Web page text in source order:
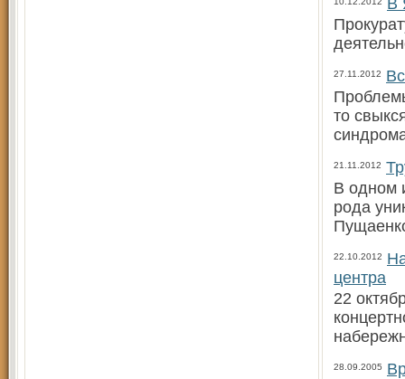
В
27.11.2012
то
21.11.2012
В одном
рода
22.10.2012
центра
22
28.09.2005